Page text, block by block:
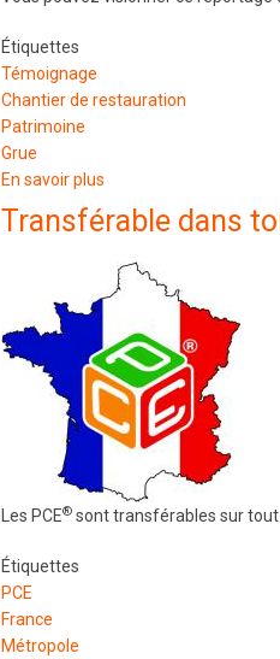
Étiquettes
Témoignage
Chantier de restauration
Patrimoine
Grue
En savoir plus
grutier
Notre
titulaire
d'un
PCE
"Permis
à
Conduite
d'Engins"
Transférable dans
Les PCE® sont transférables sur
Étiquettes
PCE
France
Métropole